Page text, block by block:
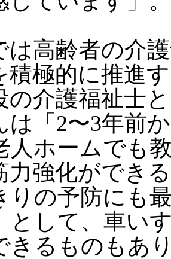
高齢者の介
積極的に推進
の介護福祉士
は「2〜3年前
人ホームでも
力強化ができ
りの予防にも
として、車い
きるものもあ